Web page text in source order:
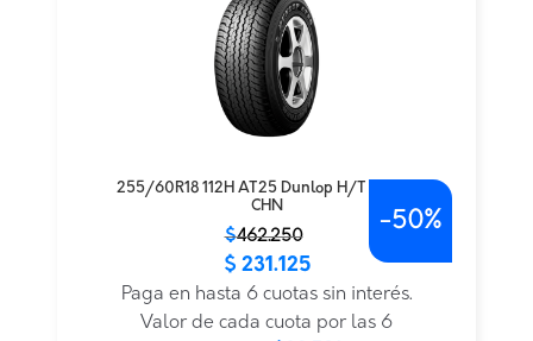
255/60R18 112H AT25 Dunlop H/T TL BLK
CHN
$462.250
original
actual
$ 231.125
Paga en hasta 6 cuotas sin interés.
Valor de cada cuota por las 6
-50%